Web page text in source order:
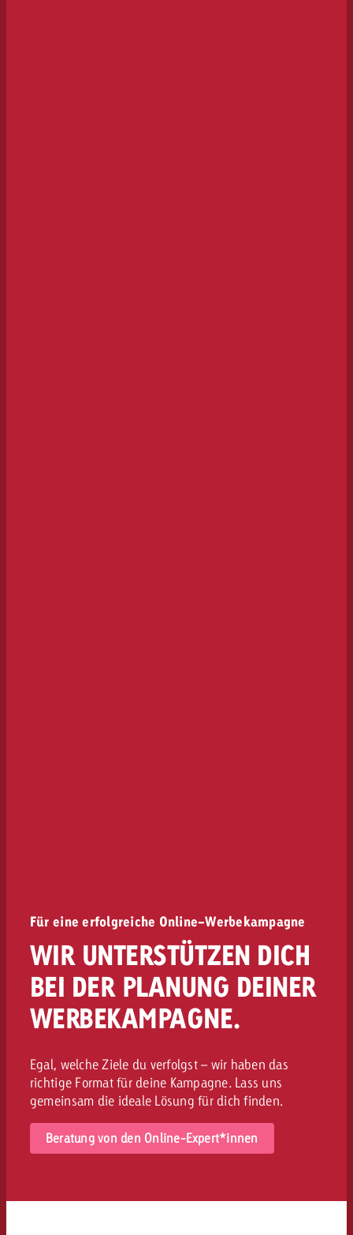
Für eine erfolgreiche Online-Werbekampagne
WIR UNTERSTÜTZEN DICH
BEI DER PLANUNG DEINER
WERBEKAMPAGNE.
Egal, welche Ziele du verfolgst – wir haben das
richtige Format für deine Kampagne. Lass uns
gemeinsam die ideale Lösung für dich finden.
Beratung von den Online-Expert*innen